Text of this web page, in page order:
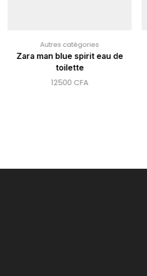
Autres catégories
Zara man blue spirit eau de
toilette
12500 CFA